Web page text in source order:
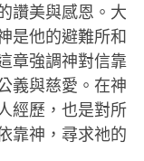
讚美與感恩。大
是他的避難所和
章強調神對信靠
義與慈愛。在神
經歷，也是對所
靠神，尋求祂的